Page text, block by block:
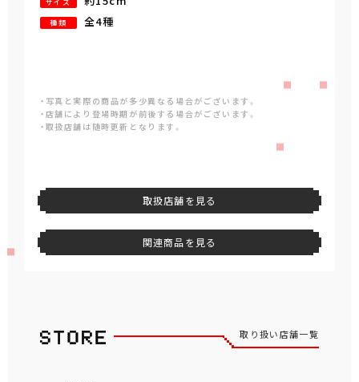
種類 全4種
・写真と実際の商品が多少異なる場合がございます。
・店舗により登場時期が前後する場合がございます。
・取扱店舗は随時更新となります。
取扱店舗を見る
関連商品を見る
取り扱い店舗一覧